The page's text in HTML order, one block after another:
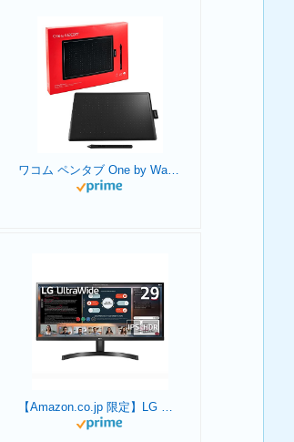
ワコム ペンタブ One by Wacom Medium Chromebook 対応 ペン入力専用モデル Mサイズ 板タブ CTL-672/K0-C
【Amazon.co.jp 限定】LG モニター ディスプレイ 29WL500-B 29インチ /作業効率アップ、ビジネス、プログラミング、トレーディング、グラフィック、映画/21:9 平面ウルトラワイド(2560×1080) / HDR/IPS 非光沢/FreeSync対応/ブルーライト低減、フリッカーセーフ/HDMI×2 / 3年安心・無輝点保証